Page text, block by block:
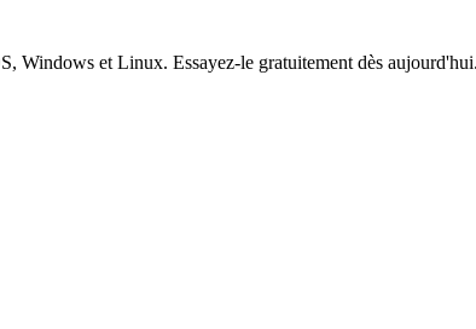
Windows et Linux. Essayez-le gratuitement dès aujourd'hui.